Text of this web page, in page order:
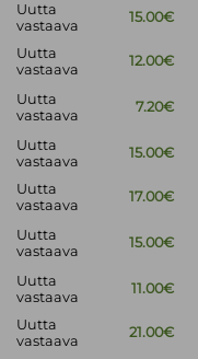
Uutta
vastaava
15.00€
Uutta
vastaava
12.00€
Uutta
vastaava
7.20€
Uutta
vastaava
15.00€
Uutta
vastaava
17.00€
Uutta
vastaava
15.00€
Uutta
vastaava
11.00€
Uutta
vastaava
21.00€